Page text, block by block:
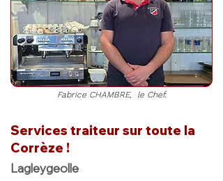
Fabrice CHAMBRE, le Chef.
Services traiteur sur toute la
Corrèze !
Lagleygeolle